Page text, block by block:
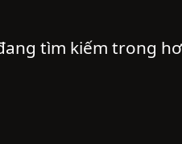
tìm kiếm trong